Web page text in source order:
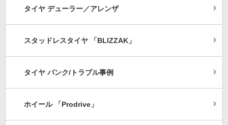
タイヤ デューラー／アレンザ
スタッドレスタイヤ 「BLIZZAK」
タイヤ パンク/トラブル事例
ホイール 「Prodrive」